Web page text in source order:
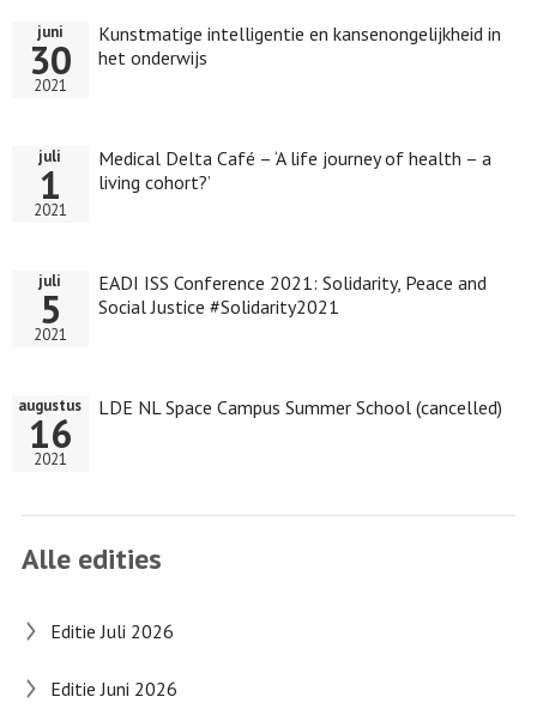
Kunstmatige intelligentie en kansenongelijkheid in
het onderwijs
juni
30
2021
Medical Delta Café – ‘A life journey of health – a
living cohort?’
juli
1
2021
EADI ISS Conference 2021: Solidarity, Peace and
Social Justice #Solidarity2021
juli
5
2021
LDE NL Space Campus Summer School (cancelled)
augustus
16
2021
Alle edities
Editie Juli 2026
Editie Juni 2026